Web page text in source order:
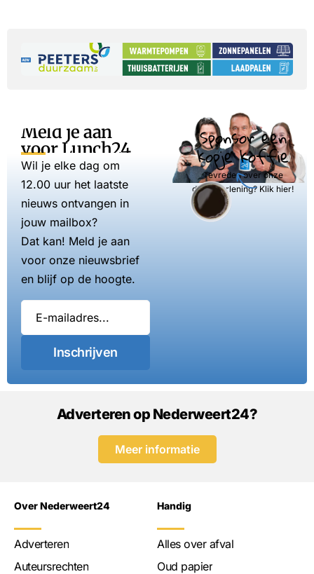
Meld je aan
voor Lunch24
Wil je elke dag om
12.00 uur het laatste
nieuws ontvangen in
jouw mailbox?
Dat kan! Meld je aan
voor onze nieuwsbrief
en blijf op de hoogte.
Inschrijven
Sponsor een
kopje koffie
Tevreden over onze
dienstverlening? Klik hier!
Adverteren op Nederweert24?
Meer informatie
Over Nederweert24
Adverteren
Auteursrechten
Handig
Alles over afval
Oud papier